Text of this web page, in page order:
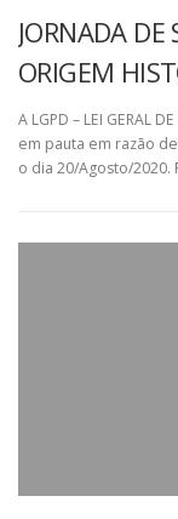
JORNADA
ORIGEM
A LGPD – LEI GERAL
em pauta em razão
o dia 20/Agosto/2020.